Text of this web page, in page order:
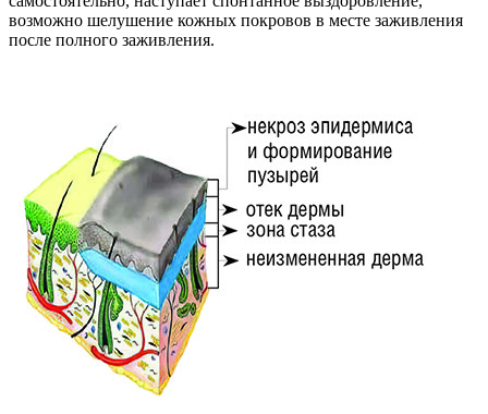
возможно шелушение кожных покровов в месте заживления
после полного заживления.